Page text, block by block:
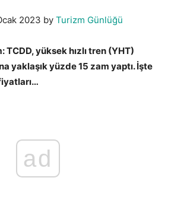
2023 by Turizm Günlüğü
yüksek hızlı tren (YHT)
yaklaşık yüzde 15 zam yaptı. İşte
ad